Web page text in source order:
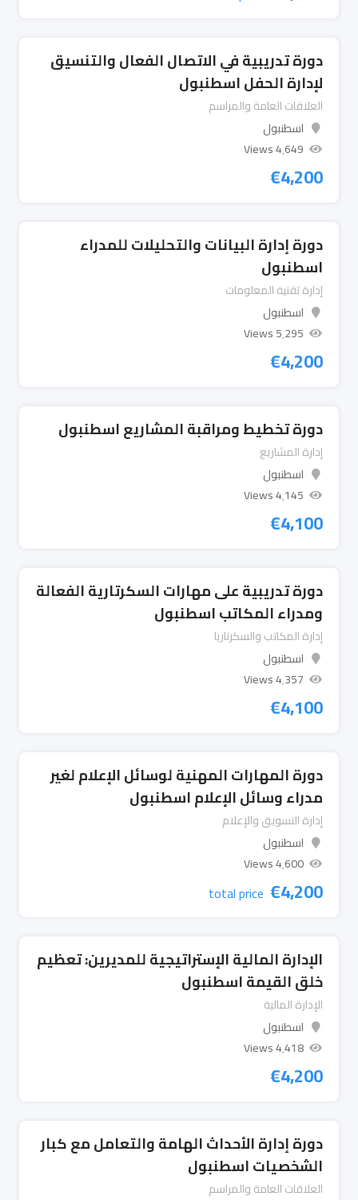
دورة تدريبية في الاتصال الفعال والتنسيق
لإدارة الحفل اسطنبول
العلاقات العامة والمراسم
اسطنبول
4٬649 Views
€4,200
دورة إدارة البيانات والتحليلات للمدراء
اسطنبول
إدارة تقنية المعلومات
اسطنبول
5٬295 Views
€4,200
دورة تخطيط ومراقبة المشاريع اسطنبول
إدارة المشاريع
اسطنبول
4٬145 Views
€4,100
دورة تدريبية على مهارات السكرتارية الفعالة
ومدراء المكاتب اسطنبول
إدارة المكاتب والسكرتاريا
اسطنبول
4٬357 Views
€4,100
دورة المهارات المهنية لوسائل الإعلام لغير
مدراء وسائل الإعلام اسطنبول
إدارة التسويق والإعلام
اسطنبول
4٬600 Views
€4,200
total price
الإدارة المالية الإستراتيجية للمديرين: تعظيم
خلق القيمة اسطنبول
الإدارة المالية
اسطنبول
4٬418 Views
€4,200
دورة إدارة الأحداث الهامة والتعامل مع كبار
الشخصيات اسطنبول
العلاقات العامة والمراسم